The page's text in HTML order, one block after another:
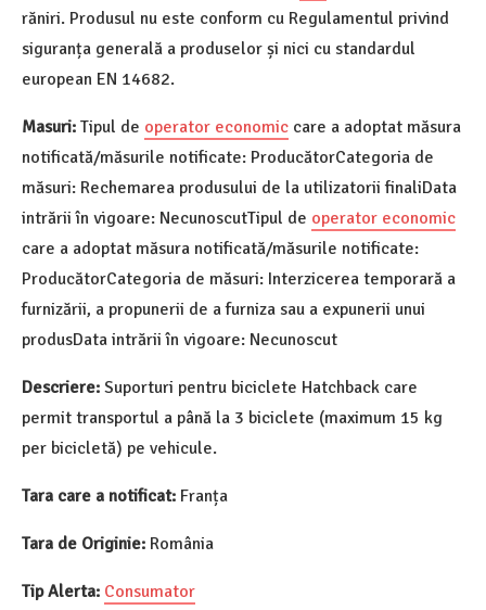
răniri. Produsul nu este conform cu Regulamentul privind
siguranța generală a produselor și nici cu standardul
european EN 14682.
Masuri: Tipul de operator economic care a adoptat măsura
notificată/măsurile notificate: ProducătorCategoria de
măsuri: Rechemarea produsului de la utilizatorii finaliData
intrării în vigoare: NecunoscutTipul de operator economic
care a adoptat măsura notificată/măsurile notificate:
ProducătorCategoria de măsuri: Interzicerea temporară a
furnizării, a propunerii de a furniza sau a expunerii unui
produsData intrării în vigoare: Necunoscut
Descriere: Suporturi pentru biciclete Hatchback care
permit transportul a până la 3 biciclete (maximum 15 kg
per bicicletă) pe vehicule.
Tara care a notificat: Franța
Tara de Originie: România
Tip Alerta: Consumator